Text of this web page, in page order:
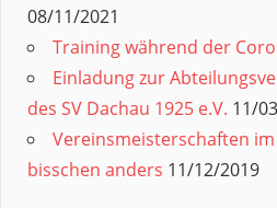
08/11/2021
Training während der
Einladung zur
des SV Dachau 1925 e.V. 11/
Vereinsmeisterschaften
bisschen anders 11/12/2019